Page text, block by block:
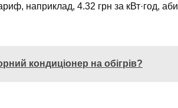
наприклад, 4.32 грн за кВт·год, аби
кондиціонер на обігрів?